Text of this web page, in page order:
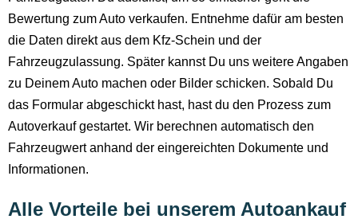
Bewertung zum Auto verkaufen. Entnehme dafür am besten
die Daten direkt aus dem Kfz-Schein und der
Fahrzeugzulassung. Später kannst Du uns weitere Angaben
zu Deinem Auto machen oder Bilder schicken. Sobald Du
das Formular abgeschickt hast, hast du den Prozess zum
Autoverkauf gestartet. Wir berechnen automatisch den
Fahrzeugwert anhand der eingereichten Dokumente und
Informationen.
Alle Vorteile bei unserem Autoankauf